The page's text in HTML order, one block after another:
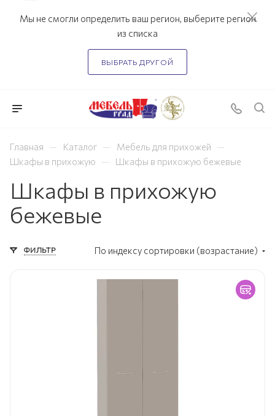
Мы не смогли определить ваш регион, выберите регион
из списка
ВЫБРАТЬ ДРУГОЙ
Главная — Каталог — Мебель для прихожей —
Шкафы в прихожую — Шкафы в прихожую бежевые
Шкафы в прихожую
бежевые
ФИЛЬТР По индексу сортировки (возрастание)